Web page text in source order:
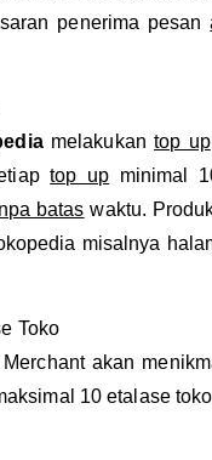
penerima pesan
melakukantop up
top up minimal
batas waktu.
misalnya
Toko
akan
10 etalase